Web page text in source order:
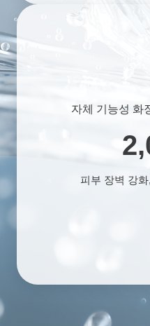
자체 기능성 화
피부 장벽 강